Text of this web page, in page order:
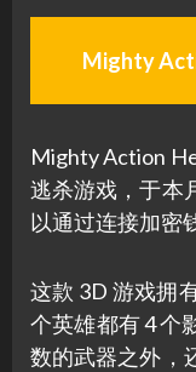
Mighty
Mighty Action
逃杀游戏，于本
以通过连接加密
这款 3D 游戏拥
个英雄都有 4 个
数的武器之外，